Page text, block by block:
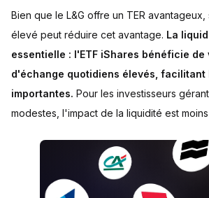
Bien que le L&G offre un TER
élevé peut réduire cet avantage. La
essentielle : l'ETF iShares bénéficie de
d'échange quotidiens élevés, facilitant
importantes. Pour les investisseurs
modestes, l'impact de la liquidité est